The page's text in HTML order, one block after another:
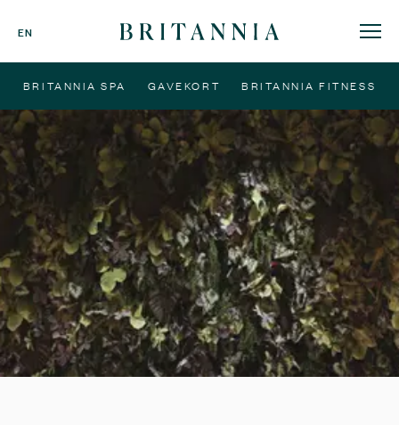
EN
Britannia
-
hjemmeside
BRITANNIA SPA GAVEKORT BRITANNIA FITNESS